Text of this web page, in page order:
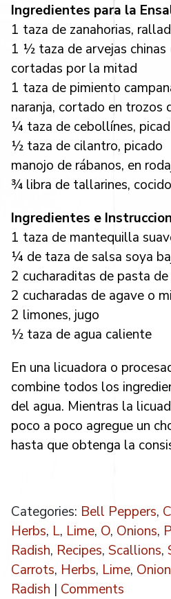
Ingredientes para la
1 taza de zanahorias,
1 ½ taza de arvejas chinas
cortadas por la mitad
1 taza de pimiento
naranja, cortado en trozos
¼ taza de cebollínes,
½ taza de cilantro, picado
manojo de rábanos, en
¾ libra de tallarines,
Ingredientes e
1 taza de mantequilla
¼ de taza de salsa soya
2 cucharaditas de pasta
2 cucharadas de agave o
2 limones, jugo
½ taza de agua caliente
En una licuadora o
combine todos los
del agua. Mientras la
poco a poco agregue un
hasta que obtenga la
Categories: Bell Peppers, C
Herbs, L, Lime, O, Onions, P
Radish, Recipes, Scallions,
Carrots, Herbs, Lime,
Radish | Comments